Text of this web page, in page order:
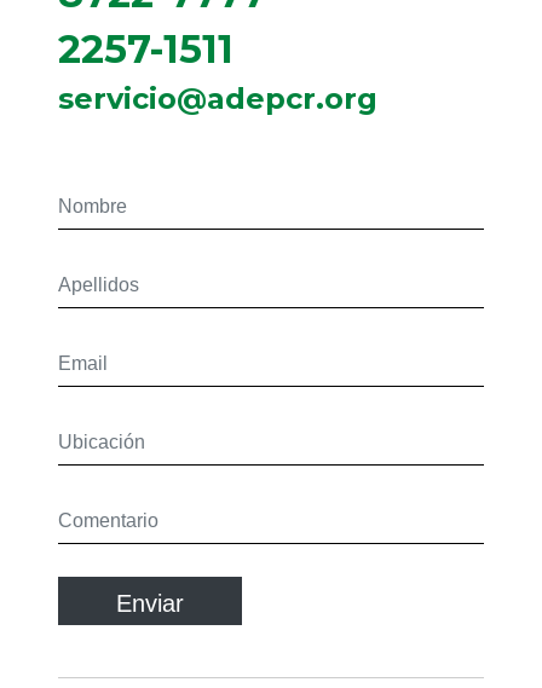
2257-1511
servicio@adepcr.org